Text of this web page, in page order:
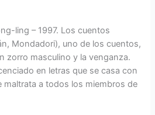
ling – 1997. Los cuentos
Mondadori), uno de los cuentos,
zorro masculino y la venganza.
en letras que se casa con
maltrata a todos los miembros de